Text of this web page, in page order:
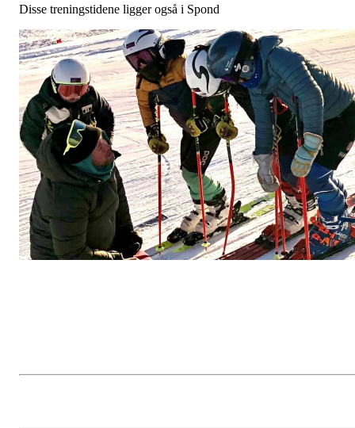
Disse treningstidene ligger også i Spond